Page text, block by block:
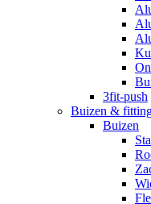
3fit-push
Buizen &
Buizen